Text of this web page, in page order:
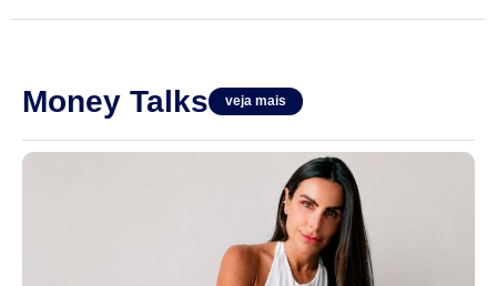
Money Talks veja mais